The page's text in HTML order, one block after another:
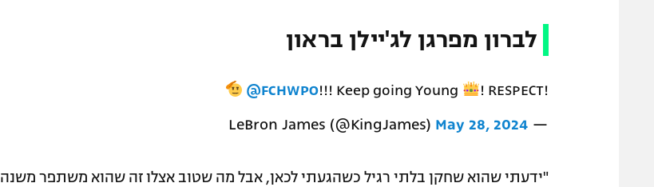
לברון מפרגן לג'יילן בראון
@FCHWPO!!! Keep going Young ! RESPECT!
— LeBron James (@KingJames)
May 28, 2024
"ידעתי שהוא שחקן בלתי רגיל כשהגעתי לכאן, אבל מה שטוב אצלו זה שהוא משתפר משנה